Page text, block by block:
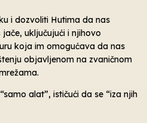
i dozvoliti Hutima da nas
uključujući i njihovo
koja im omogućava da nas
objavljenom na zvaničnom
alat”, ističući da se “iza njih